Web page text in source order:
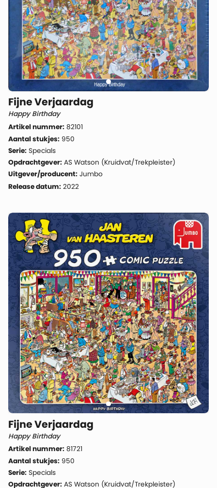
Fijne Verjaardag
Happy Birthday
Artikel nummer: 82101
Aantal stukjes: 950
Serie: Specials
Opdrachtgever: AS Watson (Kruidvat/Trekpleister)
Uitgever/producent: Jumbo
Release datum: 2022
Fijne Verjaardag
Happy Birthday
Artikel nummer: 81721
Aantal stukjes: 950
Serie: Specials
Opdrachtgever: AS Watson (Kruidvat/Trekpleister)